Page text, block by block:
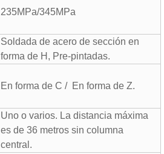
235MPa/345MPa
Soldada de acero de sección en
forma de H, Pre-pintadas.
En forma de C / En forma de Z.
Uno o varios. La distancia máxima
es de 36 metros sin columna
central.